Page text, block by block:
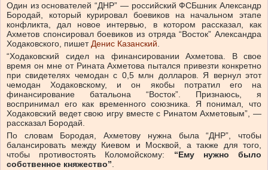
Один из основателей “ДНР” — российский ФСБшник Александр
Бородай, который курировал боевиков на начальном этапе
конфликта, дал новое интервью, в котором рассказал, как
Ахметов спонсировал боевиков из отряда “Восток” Александра
Ходаковского, пишетДенис Казанский.
“Ходаковский сидел на финансировании Ахметова. В свое
время он мне от Рината Ахметова пытался привезти конкретно
при свидетелях чемодан с 0,5 млн долларов. Я вернул этот
чемодан Ходаковскому, и он якобы потратил его на
финансирование батальона “Восток”. Признаюсь, я
воспринимал его как временного союзника. Я понимал, что
Ходаковский ведет свою игру вместе с Ринатом Ахметовым”, —
рассказал Бородай.
По словам Бородая, Ахметову нужна была “ДНР”, чтобы
балансировать между Киевом и Москвой, а также для того,
чтобы противостоять Коломойскому: “Ему нужно было
собственное княжество”.